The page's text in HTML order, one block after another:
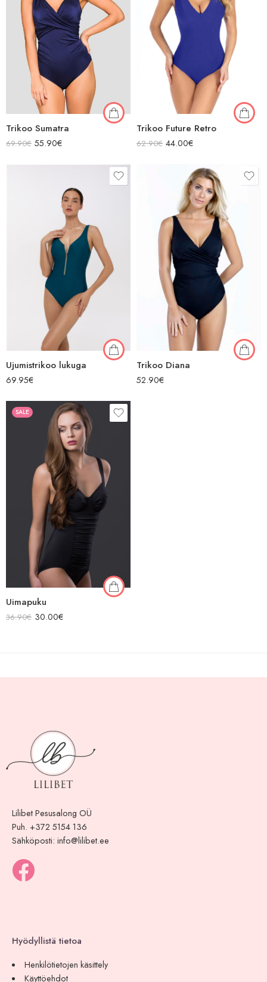
Trikoo Sumatra
69.90€ 55.90€
Trikoo Future Retro
62.90€ 44.00€
Ujumistrikoo lukuga
69.95€
Trikoo Diana
52.90€
SALE
Uimapuku
36.90€ 30.00€
Lilibet Pesusalong OÜ
Puh. +372 5154 136
Sähköposti: info@lilibet.ee
Hyödyllistä tietoa
Henkilötietojen käsittely
Käyttöehdot